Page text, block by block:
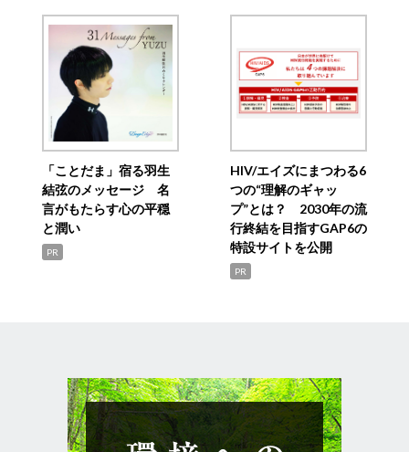
「ことだま」宿る羽生
結弦のメッセージ 名
言がもたらす心の平穏
と潤い
PR
HIV/エイズにまつわる6
つの“理解のギャッ
プ”とは？ 2030年の流
行終結を目指すGAP6の
特設サイトを公開
PR